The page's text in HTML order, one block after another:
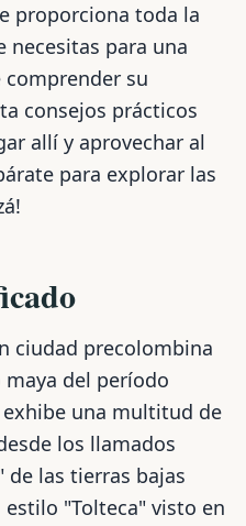
proporciona toda la
necesitas para una
su
consejos prácticos
allí y aprovechar al
para explorar las
ciudad precolombina
del período
exhibe una multitud de
los llamados
de las tierras bajas
"Tolteca" visto en